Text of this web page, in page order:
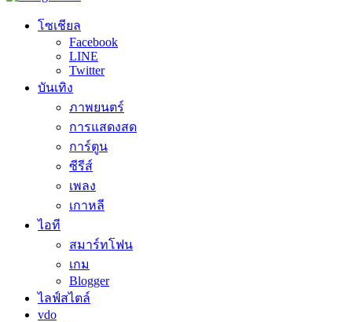
โซเชียล
Facebook
LINE
Twitter
บันเทิง
ภาพยนตร์
การแสดงสด
การ์ตูน
ซีรีส์
เพลง
เกาหลี
ไอที
สมาร์ทโฟน
เกม
Blogger
ไลฟ์สไตล์
vdo